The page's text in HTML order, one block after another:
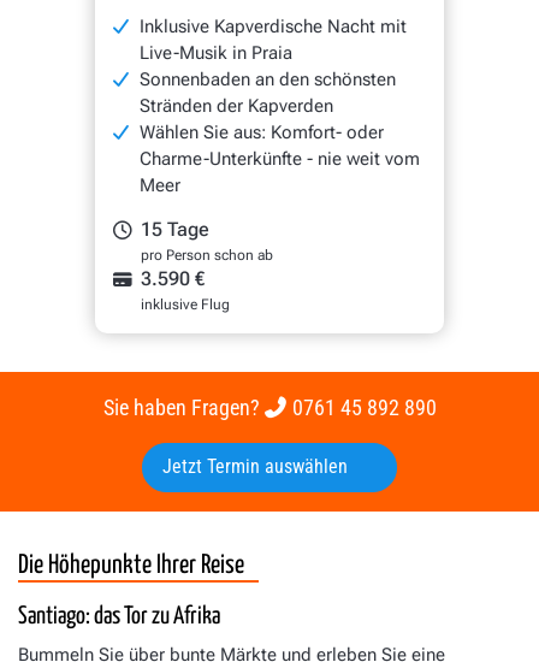
Inklusive Kapverdische Nacht mit
Live-Musik in Praia
Sonnenbaden an den schönsten
Stränden der Kapverden
Wählen Sie aus: Komfort- oder
Charme-Unterkünfte - nie weit vom
Meer
15 Tage
pro Person schon ab
3.590 €
inklusive Flug
Sie haben Fragen? 0761 45 892 890
Jetzt Termin auswählen
Die Höhepunkte Ihrer Reise
Santiago: das Tor zu Afrika
Bummeln Sie über bunte Märkte und erleben Sie eine